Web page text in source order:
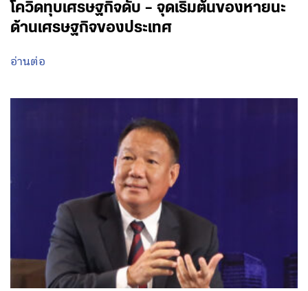
โควิดทุบเศรษฐกิจดับ – จุดเริ่มต้นของหายนะ
ด้านเศรษฐกิจของประเทศ
อ่านต่อ